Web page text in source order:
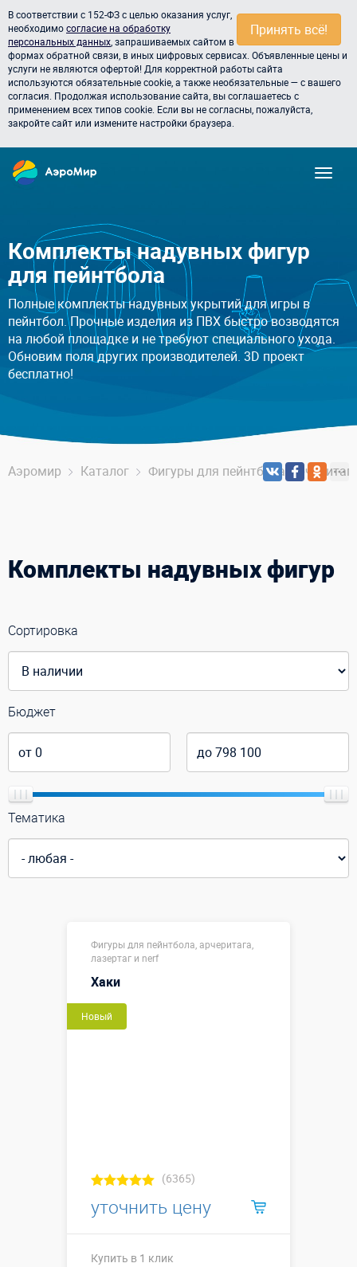
Принять всё!
В соответствии с 152-ФЗ с целью оказания услуг,
необходимосогласие на обработку
персональных данных , запрашиваемых сайтом в
формах обратной связи, в иных цифровых сервисах. Объявленные цены и
услуги не являются офертой! Для корректной работы сайта
используются обязательные cookie, а также необязательные — с вашего
согласия. Продолжая использование сайта, вы соглашаетесь с
применением всех типов cookie. Если вы не согласны, пожалуйста,
закройте сайт или измените настройки браузера.
Комплекты надувных фигур
для пейнтбола
Полные комплекты надувных укрытий для игры в
пейнтбол. Прочные изделия из ПВХ быстро возводятся
на любой площадке и не требуют специального ухода.
Обновим поля других производителей. 3D проект
бесплатно!
Аэромир Каталог Фигуры для пейнтбола,
Комплекты надувных фигур
Сортировка
Бюджет
Тематика
Фигуры для пейнтбола, арчеритага,
лазертаг и nerf
Хаки
Новый
(6365)
уточнить цену
Купить в 1 клик